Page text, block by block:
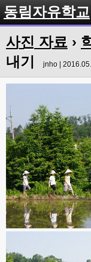
동림자유학교
사진 자료 ›
내기
jnho |